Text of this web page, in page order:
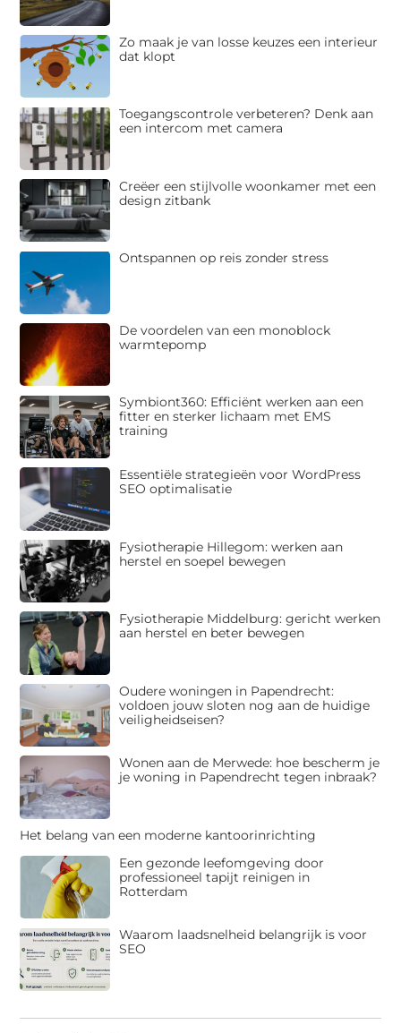
Zo maak je van losse keuzes een interieur
dat klopt
Toegangscontrole verbeteren? Denk aan
een intercom met camera
Creëer een stijlvolle woonkamer met een
design zitbank
Ontspannen op reis zonder stress
De voordelen van een monoblock
warmtepomp
Symbiont360: Efficiënt werken aan een
fitter en sterker lichaam met EMS
training
Essentiële strategieën voor WordPress
SEO optimalisatie
Fysiotherapie Hillegom: werken aan
herstel en soepel bewegen
Fysiotherapie Middelburg: gericht werken
aan herstel en beter bewegen
Oudere woningen in Papendrecht:
voldoen jouw sloten nog aan de huidige
veiligheidseisen?
Wonen aan de Merwede: hoe bescherm je
je woning in Papendrecht tegen inbraak?
Het belang van een moderne kantoorinrichting
Een gezonde leefomgeving door
professioneel tapijt reinigen in
Rotterdam
Waarom laadsnelheid belangrijk is voor
SEO